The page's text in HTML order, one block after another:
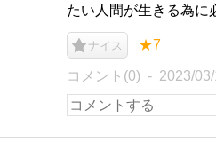
たい人間が生きる為に
ナイス ★7
コメント(0) 2023/